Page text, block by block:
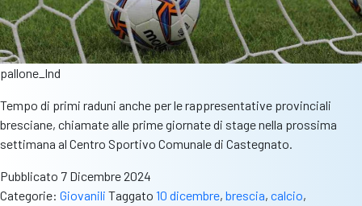
pallone_lnd
Tempo di primi raduni anche per le rappresentative provinciali
bresciane, chiamate alle prime giornate di stage nella prossima
settimana al Centro Sportivo Comunale di Castegnato.
Pubblicato 7 Dicembre 2024
Categorie: Giovanili Taggato 10 dicembre, brescia, calcio,